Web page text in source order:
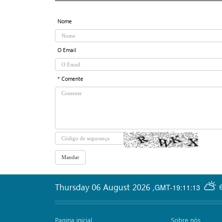
Nome
O Email
* Comente
GMT-19:11:13
Thursday 06 August 2026 ,
Pagina inicial Sobre nós